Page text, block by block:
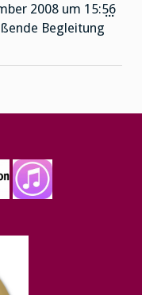
2008 um 15:56
Begleitung
...